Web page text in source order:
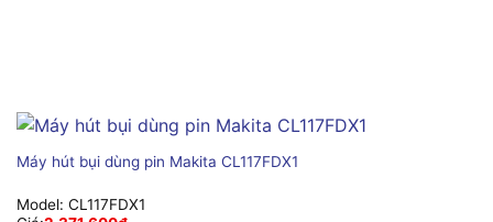
Máy hút bụi dùng pin Makita CL117FDX1
Model: CL117FDX1